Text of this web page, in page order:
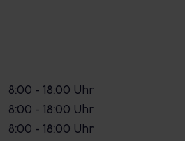
8:00 - 18:00 Uhr
8:00 - 18:00 Uhr
8:00 - 18:00 Uhr